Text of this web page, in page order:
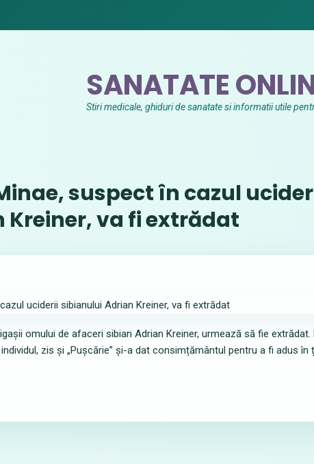
SANATATE
Stiri medicale, ghiduri de sanatate si informatii utile
suspect în cazul
va fi extrădat
omului de afaceri sibian Adrian Kreiner, urmează să fie extrădat.
zis și „Pușcărie” și-a dat consimțământul pentru a fi adus în